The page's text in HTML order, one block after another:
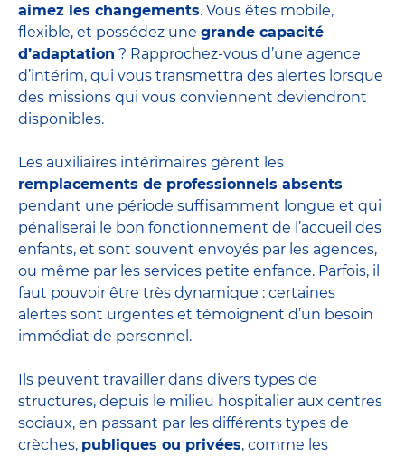
aimez les changements. Vous êtes mobile,
flexible, et possédez une grande capacité
d’adaptation ? Rapprochez-vous d’une agence
d’intérim, qui vous transmettra des alertes lorsque
des missions qui vous conviennent deviendront
disponibles.
Les auxiliaires intérimaires gèrent les
remplacements de professionnels absents
pendant une période suffisamment longue et qui
pénaliserai le bon fonctionnement de l’accueil des
enfants, et sont souvent envoyés par les agences,
ou même par les services petite enfance. Parfois, il
faut pouvoir être très dynamique : certaines
alertes sont urgentes et témoignent d’un besoin
immédiat de personnel.
Ils peuvent travailler dans divers types de
structures, depuis le milieu hospitalier aux centres
sociaux, en passant par les différents types de
crèches, publiques ou privées, comme les